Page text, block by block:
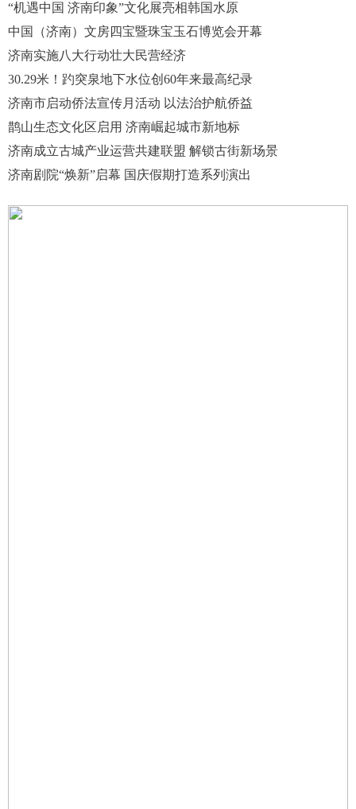
“机遇中国 济南印象”文化展亮相韩国水原
中国（济南）文房四宝暨珠宝玉石博览会开幕
济南实施八大行动壮大民营经济
30.29米！趵突泉地下水位创60年来最高纪录
济南市启动侨法宣传月活动 以法治护航侨益
鹊山生态文化区启用 济南崛起城市新地标
济南成立古城产业运营共建联盟 解锁古街新场景
济南剧院“焕新”启幕 国庆假期打造系列演出